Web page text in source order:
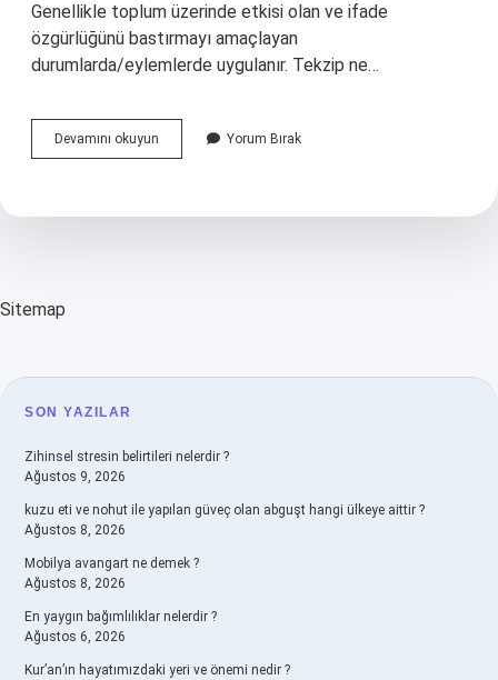
Genellikle toplum üzerinde etkisi olan ve ifade
özgürlüğünü bastırmayı amaçlayan
durumlarda/eylemlerde uygulanır. Tekzip ne…
Devamını okuyun
Ve
Demek
Yorum Bırak
Sitemap
SIDEBAR
SON YAZILAR
Zihinsel stresin belirtileri nelerdir ?
Ağustos 9, 2026
kuzu eti ve nohut ile yapılan güveç olan abguşt hangi ülkeye aittir ?
Ağustos 8, 2026
Mobilya avangart ne demek ?
Ağustos 8, 2026
En yaygın bağımlılıklar nelerdir ?
Ağustos 6, 2026
Kur’an’ın hayatımızdaki yeri ve önemi nedir ?